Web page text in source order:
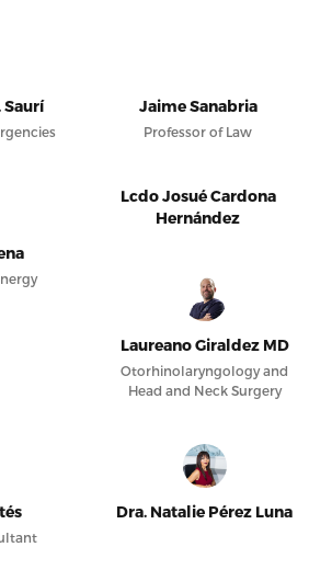
Saurí Jaime Sanabria
Professor of Law
Lcdo Josué Cardona
Hernández
Laureano Giraldez MD
Otorhinolaryngology and
Head and Neck Surgery
Dra. Natalie Pérez Luna